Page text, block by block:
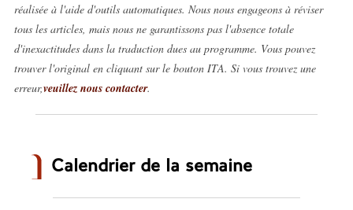
réalisée à l'aide d'outils automatiques. Nous nous engageons à réviser
tous les articles, mais nous ne garantissons pas l'absence totale
d'inexactitudes dans la traduction dues au programme. Vous pouvez
trouver l'original en cliquant sur le bouton ITA. Si vous trouvez une
erreur,veuillez nous contacter.
Calendrier de la semaine